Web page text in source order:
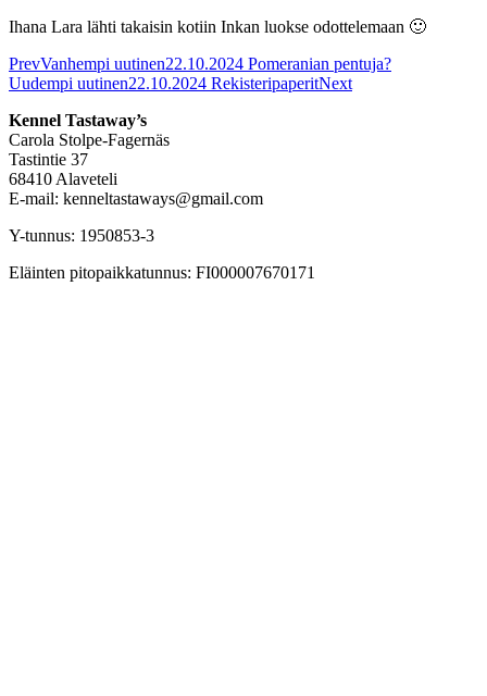
Ihana Lara lähti takaisin kotiin Inkan luokse odottelemaan 🙂
PrevVanhempi uutinen22.10.2024 Pomeranian pentuja?
Uudempi uutinen22.10.2024 RekisteripaperitNext
Kennel Tastaway’s
Carola Stolpe-Fagernäs
Tastintie 37
68410 Alaveteli
E-mail: kenneltastaways@gmail.com
Y-tunnus: 1950853-3
Eläinten pitopaikkatunnus: FI000007670171